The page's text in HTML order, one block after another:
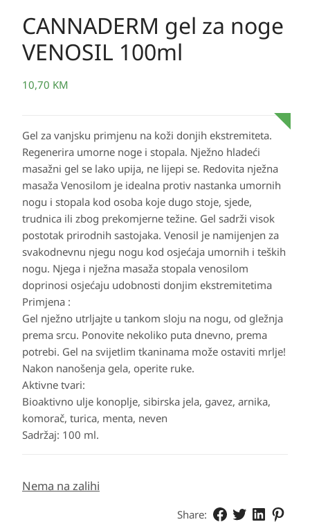
CANNADERM gel za noge
VENOSIL 100ml
10,70 KM
Gel za vanjsku primjenu na koži donjih ekstremiteta.
Regenerira umorne noge i stopala. Nježno hladeći
masažni gel se lako upija, ne lijepi se. Redovita nježna
masaža Venosilom je idealna protiv nastanka umornih
nogu i stopala kod osoba koje dugo stoje, sjede,
trudnica ili zbog prekomjerne težine. Gel sadrži visok
postotak prirodnih sastojaka. Venosil je namijenjen za
svakodnevnu njegu nogu kod osjećaja umornih i teških
nogu. Njega i nježna masaža stopala venosilom
doprinosi osjećaju udobnosti donjim ekstremitetima
Primjena :
Gel nježno utrljajte u tankom sloju na nogu, od gležnja
prema srcu. Ponovite nekoliko puta dnevno, prema
potrebi. Gel na svijetlim tkaninama može ostaviti mrlje!
Nakon nanošenja gela, operite ruke.
Aktivne tvari:
Bioaktivno ulje konoplje, sibirska jela, gavez, arnika,
komorač, turica, menta, neven
Sadržaj: 100 ml.
Nema na zalihi
Share: